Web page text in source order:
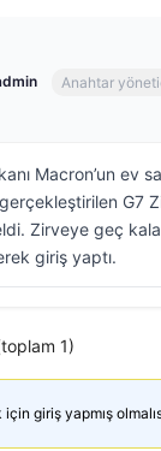
Anahtar
Macron’un ev
G7
Zirveye geç
giriş yaptı.
1)
giriş yapmış